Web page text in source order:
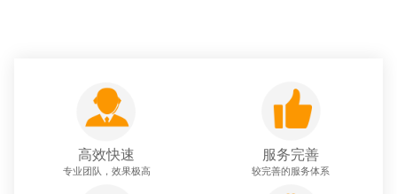
高效快速
专业团队，效果极高
服务完善
较完善的服务体系